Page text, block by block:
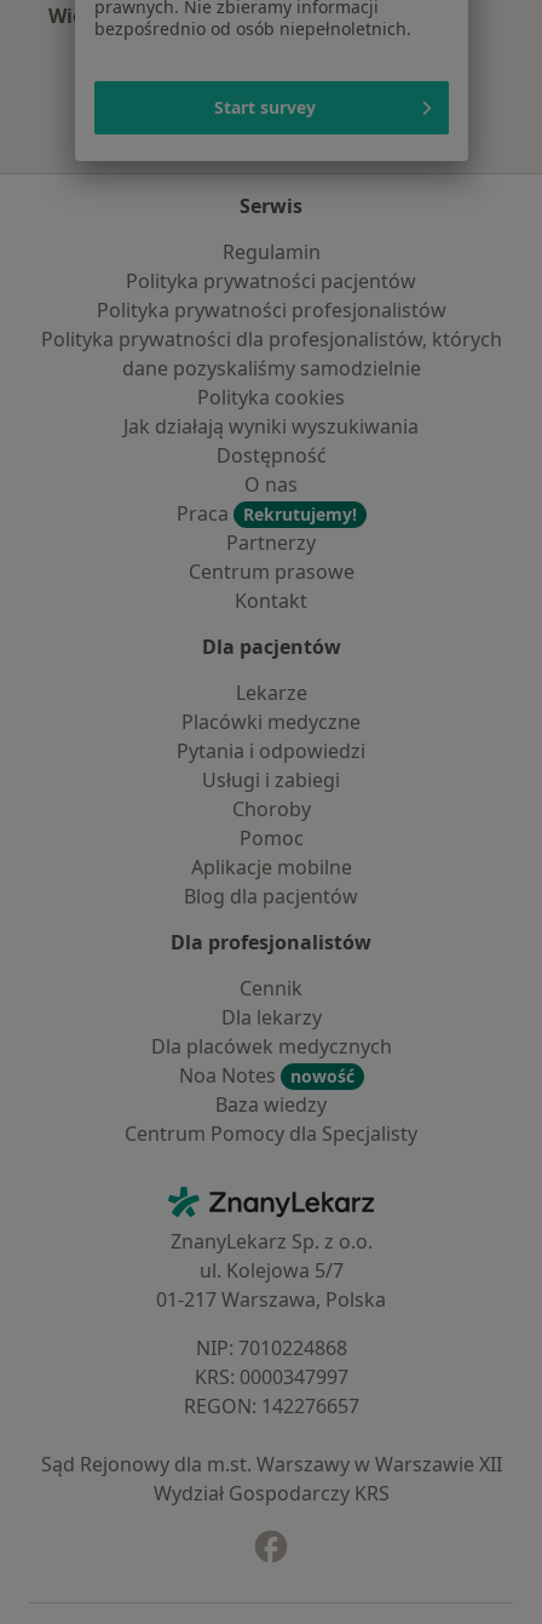
Więcej (15)
Więcej w kategorii: Najczęście leczone
Serwis
Regulamin
Polityka prywatności pacjentów
Polityka prywatności profesjonalistów
Polityka prywatności dla profesjonalistów, których
dane pozyskaliśmy samodzielnie
Polityka cookies
Jak działają wyniki wyszukiwania
Dostępność
O nas
Praca
Rekrutujemy!
Partnerzy
Centrum prasowe
Kontakt
Dla pacjentów
Lekarze
Placówki medyczne
Pytania i odpowiedzi
Usługi i zabiegi
Choroby
Pomoc
Aplikacje mobilne
Blog dla pacjentów
Dla profesjonalistów
Cennik
Dla lekarzy
Dla placówek medycznych
Noa Notes
nowość
Baza wiedzy
Centrum Pomocy dla Specjalisty
ZnanyLekarz - Strona główna
ZnanyLekarz Sp. z o.o.
ul. Kolejowa 5/7
01-217 Warszawa, Polska
NIP: ⁠7010224868
KRS: ⁠0000347997
REGON: ⁠142276657
Sąd Rejonowy dla m.st. Warszawy w Warszawie XII
Wydział Gospodarczy KRS
prawnych. Nie zbieramy informacji
bezpośrednio od osób niepełnoletnich.
Start survey